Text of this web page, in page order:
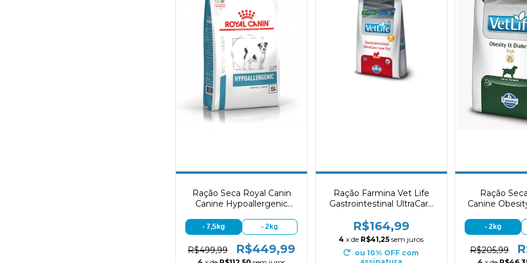
Ração Seca Royal Canin
Canine Hypoallergenic
- 7,5kg - 2kg
R$499,99 R$449,99
Ração Farmina Vet Life
Gastrointestinal UltraCare
de Raças Mini e Pequenas
1,5 kg
R$164,99
4 x de R$41,25 sem juros
ou 10% OFF com
Ração
Canine
- 2kg
R$205,99